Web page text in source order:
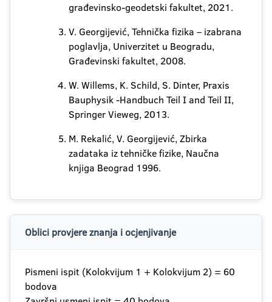
građevinsko-geodetski fakultet, 2021.
V. Georgijević, Tehnička fizika – izabrana
poglavlja, Univerzitet u Beogradu,
Građevinski fakultet, 2008.
W. Willems, K. Schild, S. Dinter, Praxis
Bauphysik -Handbuch Teil I and Teil II,
Springer Vieweg, 2013.
M. Rekalić, V. Georgijević, Zbirka
zadataka iz tehničke fizike, Naučna
knjiga Beograd 1996.
Oblici provjere znanja i ocjenjivanje
Pismeni ispit (Kolokvijum 1 + Kolokvijum 2) = 60
bodova